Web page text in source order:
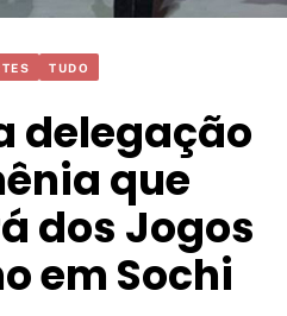
TUDO
delegação
que
dos Jogos
em Sochi